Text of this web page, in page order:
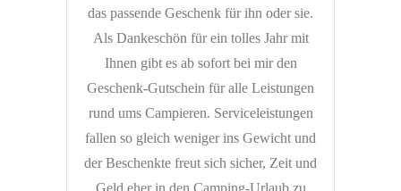
das passende Geschenk für ihn oder sie.
Als Dankeschön für ein tolles Jahr mit
Ihnen gibt es ab sofort bei mir den
Geschenk-Gutschein für alle Leistungen
rund ums Campieren. Serviceleistungen
fallen so gleich weniger ins Gewicht und
der Beschenkte freut sich sicher, Zeit und
Geld eher in den Camping-Urlaub zu